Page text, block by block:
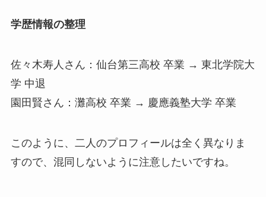
学歴情報の整理
佐々木寿人さん：仙台第三高校 卒業 → 東北学院大
学 中退
園田賢さん：灘高校 卒業 → 慶應義塾大学 卒業
このように、二人のプロフィールは全く異なりま
すので、混同しないように注意したいですね。